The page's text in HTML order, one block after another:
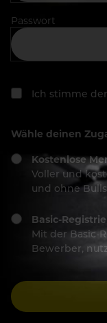
Passwort
Ich stimme
Wähle deinen
Kostenlose
Voller und
und ohne
Basic-
Mit der Basic-
Bewerber,